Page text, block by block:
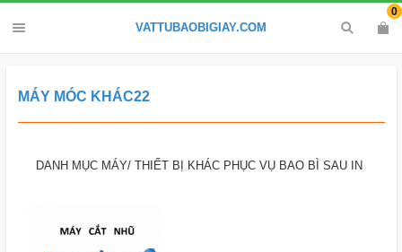
VATTUBAOBIGIAY.COM
0
MÁY MÓC KHÁC22
DANH MỤC MÁY/ THIẾT BỊ KHÁC PHỤC VỤ BAO BÌ SAU IN